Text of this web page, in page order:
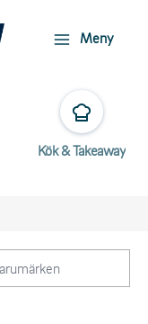
Meny
Kök & Takeaway